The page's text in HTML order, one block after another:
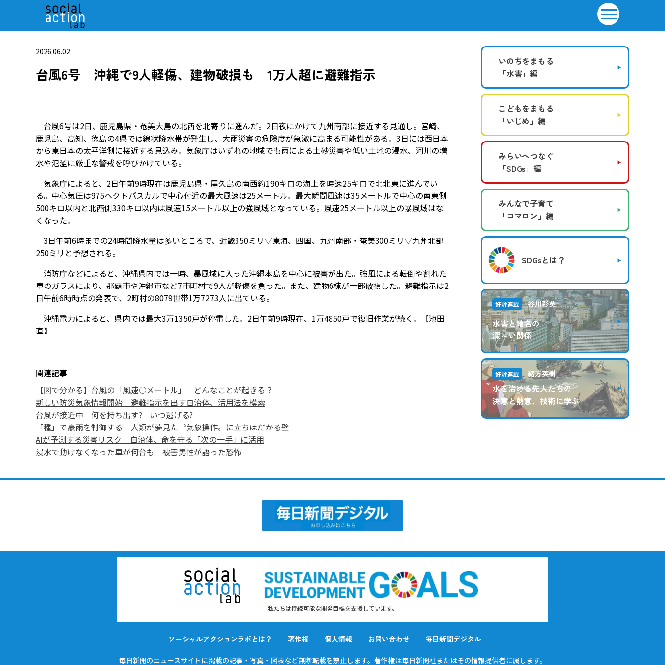
2026.06.02
台風6号 沖縄で9人軽傷、建物破損も 1万人超に避難指示
台風6号は2日、鹿児島県・奄美大島の北西を北寄りに進んだ。2日夜にかけて九州南部に接近する見通し。宮崎、
鹿児島、高知、徳島の4県では線状降水帯が発生し、大雨災害の危険度が急激に高まる可能性がある。3日には西日本
から東日本の太平洋側に接近する見込み。気象庁はいずれの地域でも雨による土砂災害や低い土地の浸水、河川の増
水や氾濫に厳重な警戒を呼びかけている。
気象庁によると、2日午前9時現在は鹿児島県・屋久島の南西約190キロの海上を時速25キロで北北東に進んでい
る。中心気圧は975ヘクトパスカルで中心付近の最大風速は25メートル。最大瞬間風速は35メートルで中心の南東側
500キロ以内と北西側330キロ以内は風速15メートル以上の強風域となっている。風速25メートル以上の暴風域はな
くなった。
3日午前6時までの24時間降水量は多いところで、近畿350ミリ▽東海、四国、九州南部・奄美300ミリ▽九州北部
250ミリと予想される。
消防庁などによると、沖縄県内では一時、暴風域に入った沖縄本島を中心に被害が出た。強風による転倒や割れた
車のガラスにより、那覇市や沖縄市など7市町村で9人が軽傷を負った。また、建物6棟が一部破損した。避難指示は2
日午前6時時点の発表で、2町村の8079世帯1万7273人に出ている。
沖縄電力によると、県内では最大3万1350戸が停電した。2日午前9時現在、1万4850戸で復旧作業が続く。【池田
直】
関連記事
【図で分かる】台風の「風速○メートル」 どんなことが起きる？
新しい防災気象情報開始 避難指示を出す自治体、活用法を模索
台風が接近中 何を持ち出す? いつ逃げる?
「種」で豪雨を制御する 人類が夢見た〝気象操作〟に立ちはだかる壁
AIが予測する災害リスク 自治体、命を守る「次の一手」に活用
浸水で動けなくなった車が何台も 被害男性が語った恐怖
いのちをまもる
「水害」編
こどもをまもる
「いじめ」編
みらいへつなぐ
「SDGs」編
みんなで子育て
「コマロン」編
SDGsとは？
好評連載 谷川彰英
水害と地名の
深～い関係
好評連載 緒方英樹
水を治める先人たちの
決意と熱意、技術に学ぶ
私たちは持続可能な開発目標を支援しています。
ソーシャルアクションラボとは？ 著作権 個人情報 お問い合わせ 毎日新聞デジタル
毎日新聞のニュースサイトに掲載の記事・写真・図表など無断転載を禁止します。 著作権は毎日新聞社またはその情報提供者に属します。